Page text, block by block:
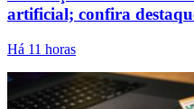
artificial; confira
Há 11 horas